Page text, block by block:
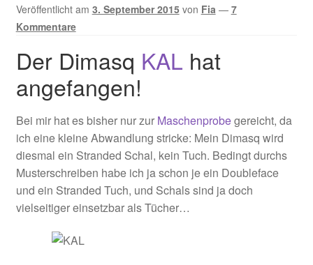
Veröffentlicht am 3. September 2015 von Fia — 7
Kommentare
Der Dimasq KAL hat
angefangen!
Bei mir hat es bisher nur zur Maschenprobegereicht, da
ich eine kleine Abwandlung stricke: Mein Dimasq wird
diesmal ein Stranded Schal, kein Tuch. Bedingt durchs
Musterschreiben habe ich ja schon je ein Doubleface
und ein Stranded Tuch, und Schals sind ja doch
vielseitiger einsetzbar als Tücher…